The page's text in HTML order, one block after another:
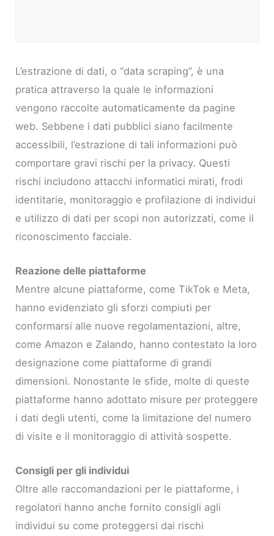
L’estrazione di dati, o “data scraping”, è una
pratica attraverso la quale le informazioni
vengono raccolte automaticamente da pagine
web. Sebbene i dati pubblici siano facilmente
accessibili, l’estrazione di tali informazioni può
comportare gravi rischi per la privacy. Questi
rischi includono attacchi informatici mirati, frodi
identitarie, monitoraggio e profilazione di individui
e utilizzo di dati per scopi non autorizzati, come il
riconoscimento facciale.
Reazione delle piattaforme
Mentre alcune piattaforme, come TikTok e Meta,
hanno evidenziato gli sforzi compiuti per
conformarsi alle nuove regolamentazioni, altre,
come Amazon e Zalando, hanno contestato la loro
designazione come piattaforme di grandi
dimensioni. Nonostante le sfide, molte di queste
piattaforme hanno adottato misure per proteggere
i dati degli utenti, come la limitazione del numero
di visite e il monitoraggio di attività sospette.
Consigli per gli individui
Oltre alle raccomandazioni per le piattaforme, i
regolatori hanno anche fornito consigli agli
individui su come proteggersi dai rischi